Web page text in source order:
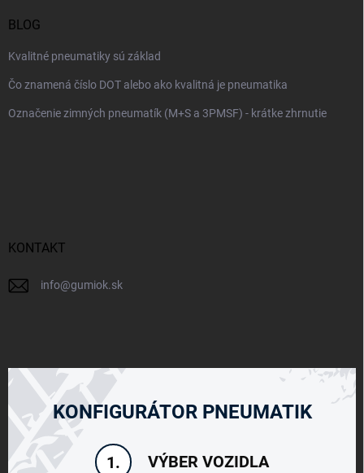
BLOG
Kvalitné pneumatiky sú základ
Čo znamená číslo DOT alebo ako kvalitná je pneumatika
Označenie zimných pneumatík (M+S a 3PMSF) - krátke zhrnutie
KONTAKT
info@gumiok.sk
KONFIGURÁTOR PNEUMATIK
1. VÝBER VOZIDLA